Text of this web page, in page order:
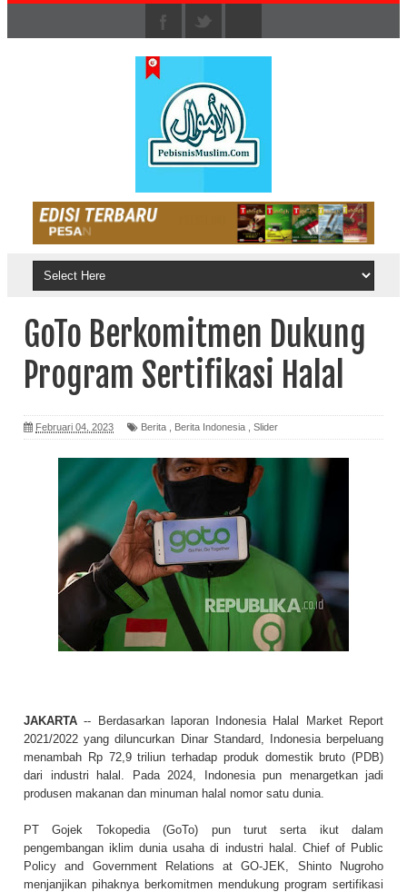
GoTo Berkomitmen Dukung
Program Sertifikasi Halal
Februari 04, 2023 Berita Berita Indonesia Slider
JAKARTA-- Berdasarkan laporan Indonesia Halal Market Report
2021/2022 yang diluncurkan Dinar Standard, Indonesia berpeluang
menambah Rp 72,9 triliun terhadap produk domestik bruto (PDB)
dari industri halal. Pada 2024, Indonesia pun menargetkan jadi
produsen makanan dan minuman halal nomor satu dunia.
PT Gojek Tokopedia (GoTo) pun turut serta ikut dalam
pengembangan iklim dunia usaha di industri halal. Chief of Public
Policy and Government Relations at GO-JEK, Shinto Nugroho
menjanjikan pihaknya berkomitmen mendukung program sertifikasi